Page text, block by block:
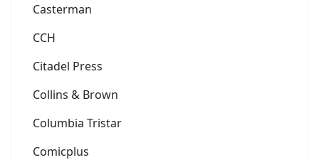
Casterman
CCH
Citadel Press
Collins & Brown
Columbia Tristar
Comicplus